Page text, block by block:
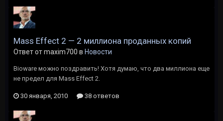
Mass Effect 2 — 2 миллиона проданных копий
Ответ от maxim700 в Новости
Bioware можно поздравить! Хотя думаю, что два миллиона еще
не предел для Mass Effect 2.
30 января, 2010 38 ответов